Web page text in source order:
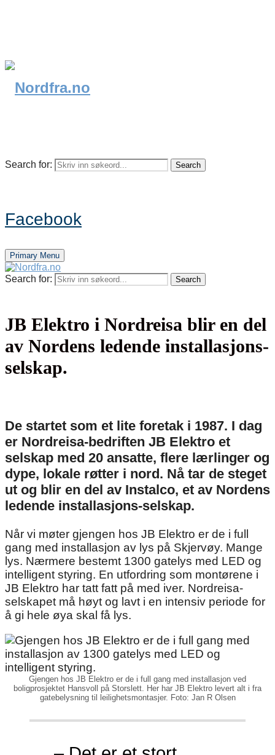
Search for: Search
Facebook
Primary Menu
Search for: Search
JB Elektro i Nordreisa blir en del
av Nordens ledende installasjons-
selskap.
De startet som et lite foretak i 1987. I dag
er Nordreisa-bedriften JB Elektro et
selskap med 20 ansatte, flere lærlinger og
dype, lokale røtter i nord. Nå tar de steget
ut og blir en del av Instalco, et av Nordens
ledende installasjons-selskap.
Når vi møter gjengen hos JB Elektro er de i full
gang med installasjon av lys på Skjervøy. Mange
lys. Nærmere bestemt 1300 gatelys med LED og
intelligent styring. En utfordring som montørene i
JB Elektro har tatt fatt på med iver. Nordreisa-
selskapet må høyt og lavt i en intensiv periode for
å gi hele øya skal få lys.
Gjengen hos JB Elektro er de i full gang med installasjon ved
boligprosjektet Hansvoll på Storslett. Her har JB Elektro levert alt i fra
gatebelysning til leilighetsmontasjer. Foto: Jan R Olsen